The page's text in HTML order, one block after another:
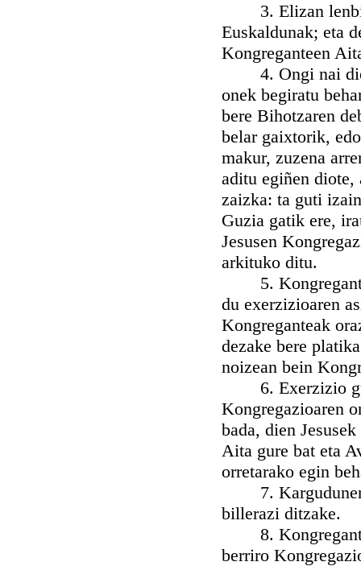
3. Elizan
Euskaldunak; eta
Kongreganteen
4. Ongi nai dien
onek begiratu
bere Bihotzaren
belar gaixtorik,
makur, zuzena
aditu egiñen
zaizka: ta guti
Guzia gatik ere,
Jesusen
arkituko ditu.
5.
du exerzizioaren
Kongreganteak
dezake bere
noizean bein
6. Exerzizio
Kongregazioaren
bada, dien
Aita gure bat eta
orretarako egin
7. Kargudunen
billerazi ditzake.
8.
berriro